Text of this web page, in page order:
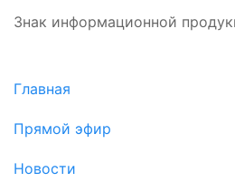
Знак информационной
Главная
Прямой эфир
Новости